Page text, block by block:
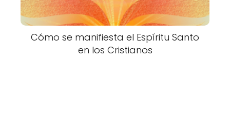
Cómo se manifiesta el Espíritu Santo
en los Cristianos